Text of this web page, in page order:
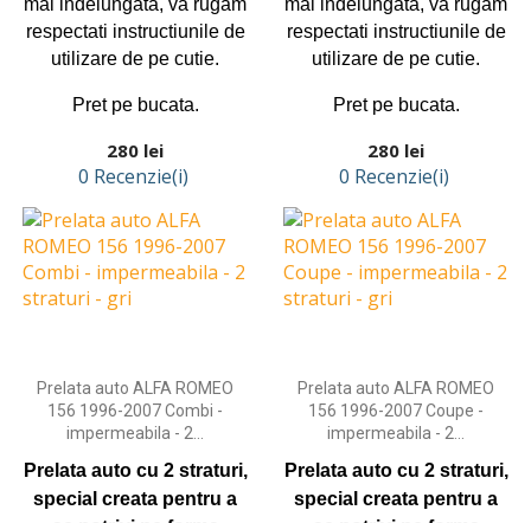
mai indelungata, va rugam
respectati instructiunile de
utilizare de pe cutie.
Pret pe bucata.
Preț
280 lei
0 Recenzie(i)
mai indelungata, va rugam
respectati instructiunile de
utilizare de pe cutie.
Pret pe bucata.
Preț
280 lei
0 Recenzie(i)
Prelata auto ALFA ROMEO
156 1996-2007 Combi -
impermeabila - 2...
Prelata auto cu 2 straturi,
special creata pentru a
Prelata auto ALFA ROMEO
156 1996-2007 Coupe -
impermeabila - 2...
Prelata auto cu 2 straturi,
special creata pentru a